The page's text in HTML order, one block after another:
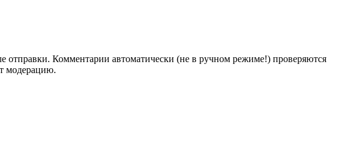
отправки. Комментарии автоматически (не в ручном режиме!) проверяются
модерацию.